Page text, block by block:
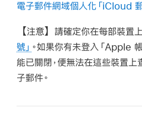
電子郵件網域個人化「iCloud
【注意】 請確定你在每部裝置
號」 。如果你有未登入「Apple
能已關閉，便無法在這些裝置
子郵件。